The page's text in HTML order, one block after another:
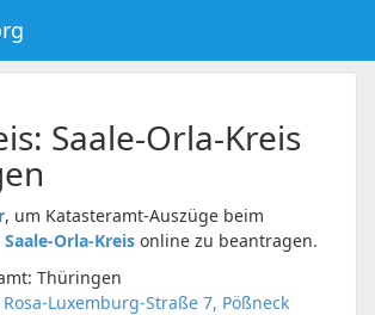
Saale-Orla-Kreis
, um Katasteramt-Auszüge beim
Saale-Orla-Kreis online zu beantragen.
Thüringen
Rosa-Luxemburg-Straße 7, Pößneck